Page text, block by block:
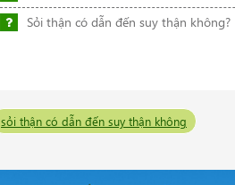
Sỏi thận có dẫn đến suy thận không?
sỏi thận có dẫn đến suy thận không